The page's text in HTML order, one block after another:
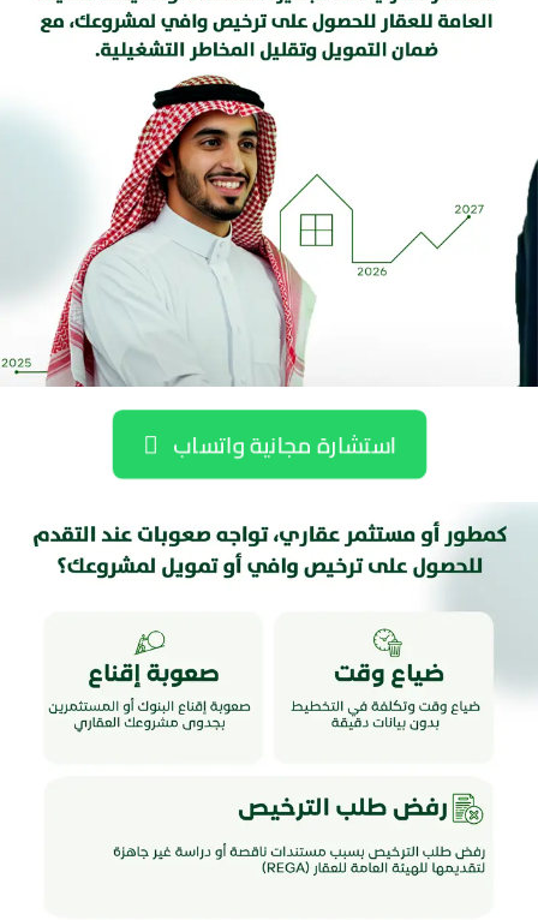
استشارة مجانية واتساب